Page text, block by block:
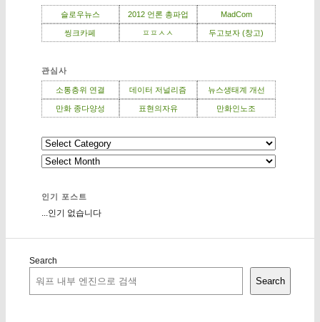
슬로우뉴스 2012 언론 총파업 MadCom
씽크카페 ㅍㅍㅅㅅ 두고보자 (창고)
관심사
소통층위 연결 데이터 저널리즘 뉴스생태계 개선
만화 종다양성 표현의자유 만화인노조
인기 포스트
...인기 없습니다
Search
Search